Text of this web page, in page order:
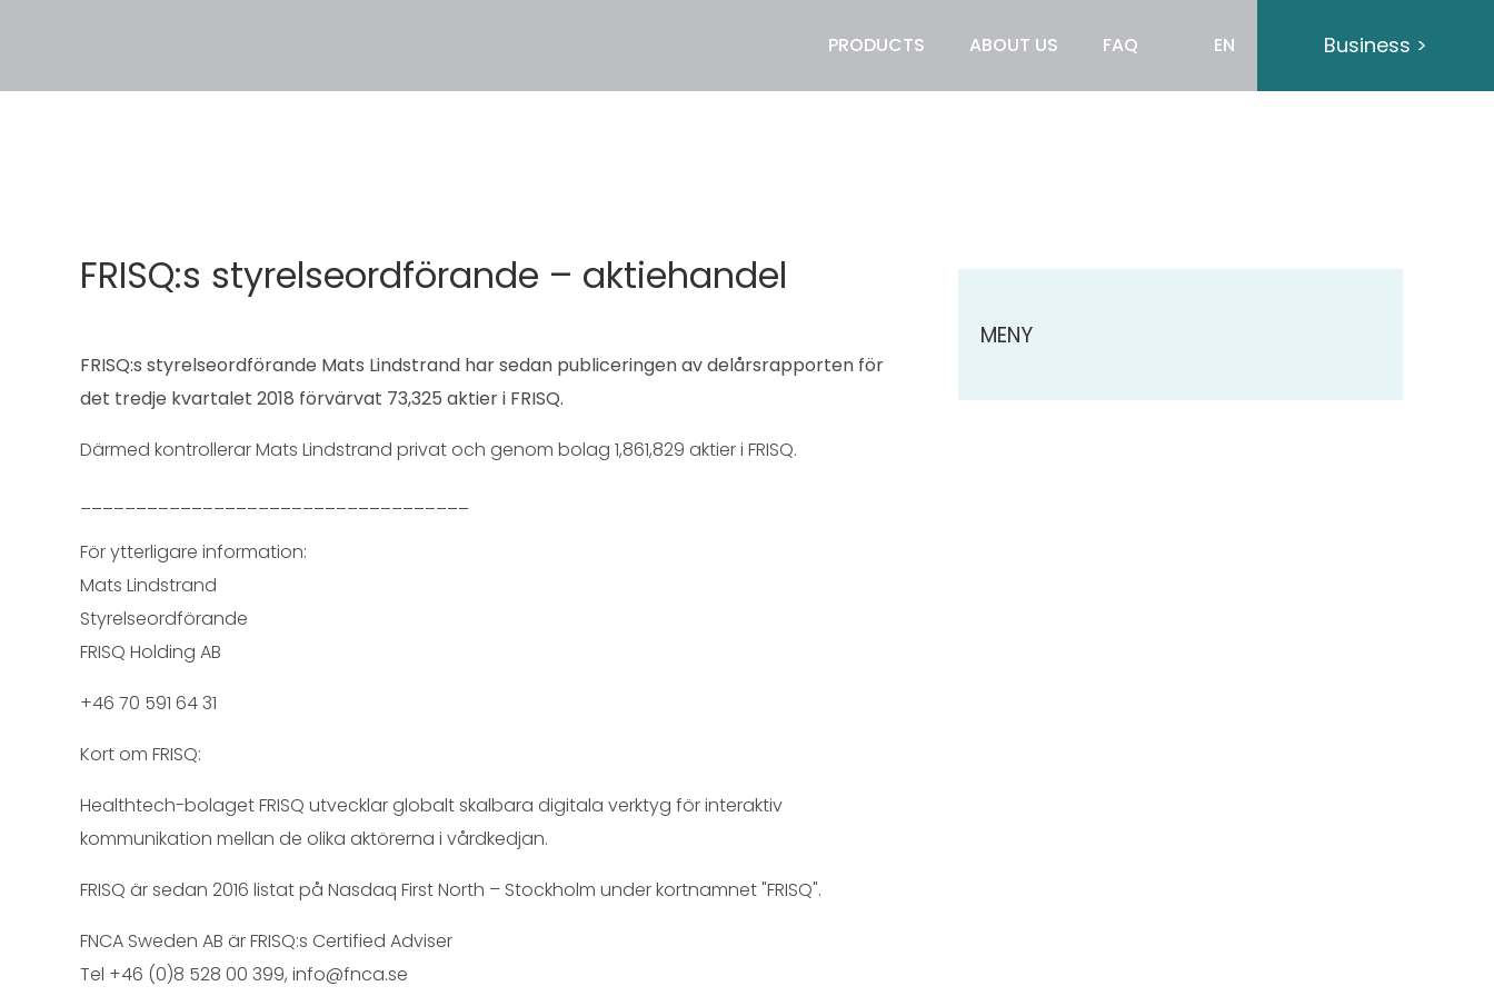
PRODUCTS ABOUT US FAQ EN Business >
FRISQ:s styrelseordförande – aktiehandel
FRISQ:s styrelseordförande Mats Lindstrand har sedan publiceringen av delårsrapporten för
det tredje kvartalet 2018 förvärvat 73,325 aktier i FRISQ.
Därmed kontrollerar Mats Lindstrand privat och genom bolag 1,861,829 aktier i FRISQ.
För ytterligare information:
Mats Lindstrand
Styrelseordförande
FRISQ Holding AB
+46 70 591 64 31
Kort om FRISQ:
Healthtech-bolaget FRISQ utvecklar globalt skalbara digitala verktyg för interaktiv
kommunikation mellan de olika aktörerna i vårdkedjan.
FRISQ är sedan 2016 listat på Nasdaq First North – Stockholm under kortnamnet "FRISQ".
FNCA Sweden AB är FRISQ:s Certified Adviser
Tel +46 (0)8 528 00 399, info@fnca.se
MENY